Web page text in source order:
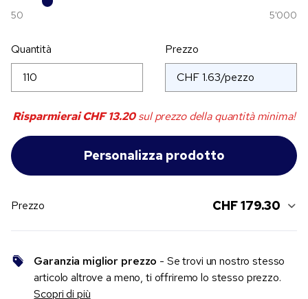
50 5'000
Quantità Prezzo
RisparmieraiCHF 13.20sul prezzo della quantità minima!
Prezzo CHF 179.30
Garanzia miglior prezzo - Se trovi un nostro stesso
articolo altrove a meno, ti offriremo lo stesso prezzo.
Scopri di più